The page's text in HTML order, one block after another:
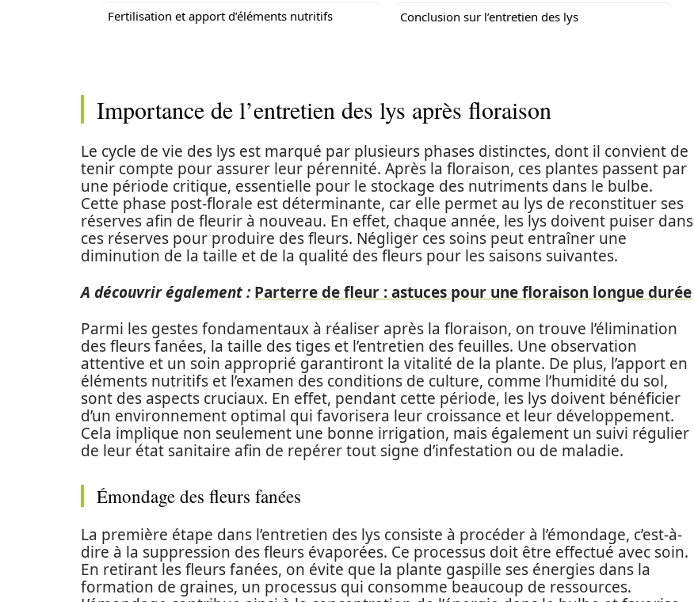
Fertilisation et apport d’éléments nutritifs Conclusion sur l’entretien des lys
Importance de l’entretien des lys après floraison
Le cycle de vie des lys est marqué par plusieurs phases distinctes, dont il convient de
tenir compte pour assurer leur pérennité. Après la floraison, ces plantes passent par
une période critique, essentielle pour le stockage des nutriments dans le bulbe.
Cette phase post-florale est déterminante, car elle permet au lys de reconstituer ses
réserves afin de fleurir à nouveau. En effet, chaque année, les lys doivent puiser dans
ces réserves pour produire des fleurs. Négliger ces soins peut entraîner une
diminution de la taille et de la qualité des fleurs pour les saisons suivantes.
A découvrir également : Parterre de fleur : astuces pour une floraison longue durée
Parmi les gestes fondamentaux à réaliser après la floraison, on trouve l’élimination
des fleurs fanées, la taille des tiges et l’entretien des feuilles. Une observation
attentive et un soin approprié garantiront la vitalité de la plante. De plus, l’apport en
éléments nutritifs et l’examen des conditions de culture, comme l’humidité du sol,
sont des aspects cruciaux. En effet, pendant cette période, les lys doivent bénéficier
d’un environnement optimal qui favorisera leur croissance et leur développement.
Cela implique non seulement une bonne irrigation, mais également un suivi régulier
de leur état sanitaire afin de repérer tout signe d’infestation ou de maladie.
Émondage des fleurs fanées
La première étape dans l’entretien des lys consiste à procéder à l’émondage, c’est-à-
dire à la suppression des fleurs évaporées. Ce processus doit être effectué avec soin.
En retirant les fleurs fanées, on évite que la plante gaspille ses énergies dans la
formation de graines, un processus qui consomme beaucoup de ressources.